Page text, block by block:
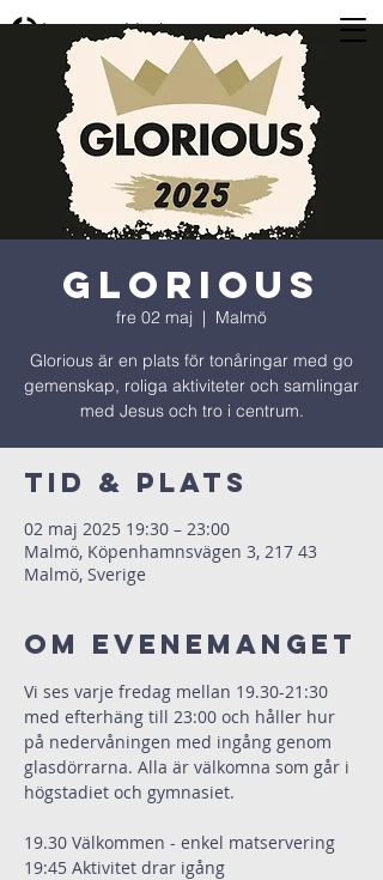
Glorious
fre 02 maj
  |
Malmö
Glorious är en plats för tonåringar med go
gemenskap, roliga aktiviteter och samlingar
med Jesus och tro i centrum.
Tid & Plats
02 maj 2025 19:30 – 23:00
Malmö, Köpenhamnsvägen 3, 217 43
Malmö, Sverige
Om evenemanget
Vi ses varje fredag mellan 19.30-21:30
med efterhäng till 23:00 och håller hur
på nedervåningen med ingång genom
glasdörrarna. Alla är välkomna som går i
högstadiet och gymnasiet.
19.30 Välkommen - enkel matservering
19:45 Aktivitet drar igång